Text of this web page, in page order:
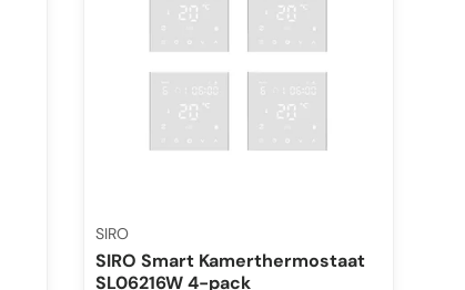
SIRO
SIRO Smart Kamerthermostaat
SL06216W 4-pack